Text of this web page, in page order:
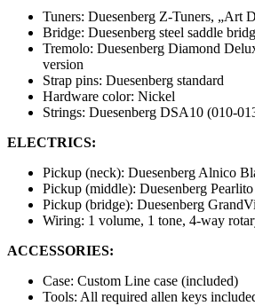
Tuners: Duesenberg Z-Tuners, „Art
Bridge: Duesenberg steel saddle
Tremolo: Duesenberg Diamond
version
Strap pins: Duesenberg standard
Hardware color: Nickel
Strings: Duesenberg DSA10 (010-
ELECTRICS:
Pickup (neck): Duesenberg Alnico
Pickup (middle): Duesenberg
Pickup (bridge): Duesenberg
Wiring: 1 volume, 1 tone, 4-way
ACCESSORIES:
Case: Custom Line case (included)
Tools: All required allen keys